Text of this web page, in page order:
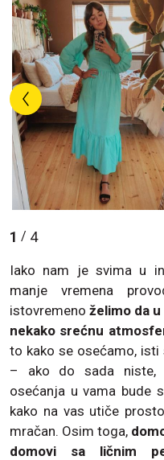
1 / 4
Iako nam je svima u
manje vremena
istovremeno želimo da
nekako srećnu
to kako se osećamo,
– ako do sada niste,
osećanja u vama bude
kako na vas utiče
mračan. Osim toga,
domovi sa ličnim